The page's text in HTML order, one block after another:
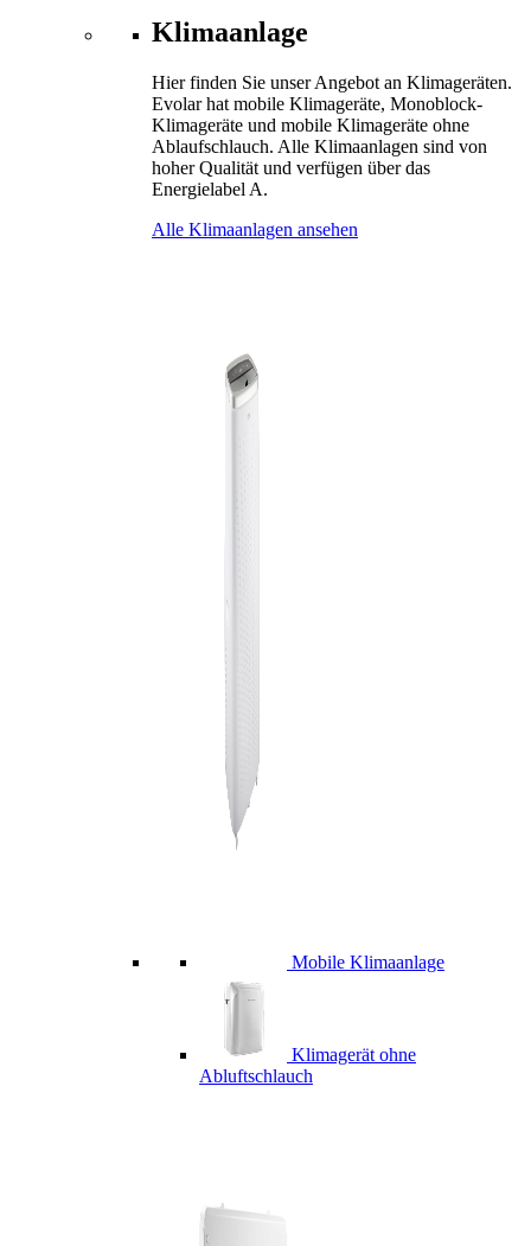
Klimaanlage
Hier finden Sie unser Angebot an Klimageräten.
Evolar hat mobile Klimageräte, Monoblock-
Klimageräte und mobile Klimageräte ohne
Ablaufschlauch. Alle Klimaanlagen sind von
hoher Qualität und verfügen über das
Energielabel A.
Alle Klimaanlagen ansehen
Mobile Klimaanlage
Klimagerät ohne
Abluftschlauch